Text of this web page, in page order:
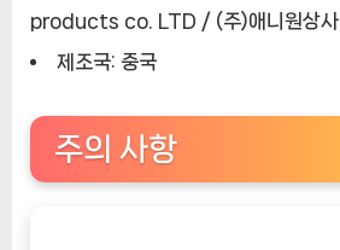
products co. LTD / (주)애니원상사
제조국: 중국
주의 사항